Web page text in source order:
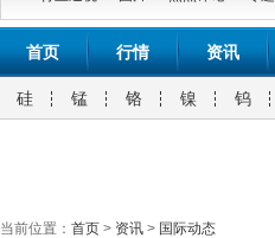
首页 行情 资讯
硅 锰 铬 镍 钨
当前位置： 首页 > 资讯 > 国际动态